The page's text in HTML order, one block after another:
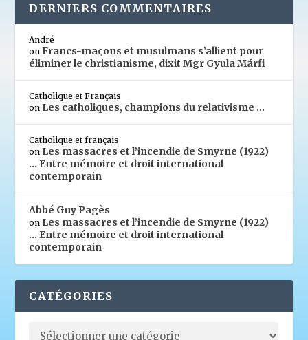
DERNIERS COMMENTAIRES
André
onFrancs-maçons et musulmans s’allient pour
éliminer le christianisme, dixit Mgr Gyula Márfi
Catholique et Français
on Les catholiques, champions du relativisme …
Catholique et français
on Les massacres et l’incendie de Smyrne (1922)
… Entre mémoire et droit international
contemporain
Abbé Guy Pagès
on Les massacres et l’incendie de Smyrne (1922)
… Entre mémoire et droit international
contemporain
CATÉGORIES